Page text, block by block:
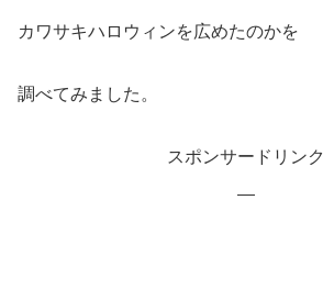
カワサキハロウィンを広めたのかを
調べてみました。
スポンサードリンク